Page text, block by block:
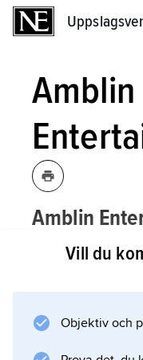
Amblin
Amblin
amerikanskt
Steven
filmer som,
Vill du
Objektiv och